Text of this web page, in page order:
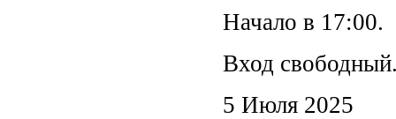
Начало в 17:00.
Вход
5 Июля 2025